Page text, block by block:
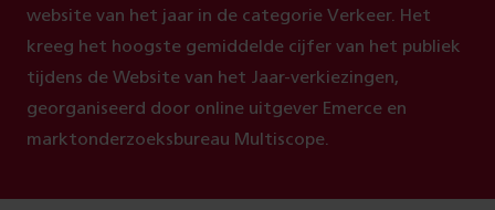
website van het jaar in de categorie Verkeer. Het
kreeg het hoogste gemiddelde cijfer van het publiek
tijdens de Website van het Jaar-verkiezingen,
georganiseerd door online uitgever Emerce en
marktonderzoeksbureau Multiscope.